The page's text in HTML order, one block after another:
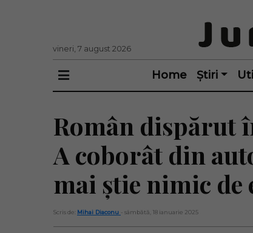
vineri, 7 august 2026
Home Știri
Român dispărut
A coborât din
mai știe nimic de
Scris de: Mihai Diaconu - sâmbătă, 18 ianuarie 2025